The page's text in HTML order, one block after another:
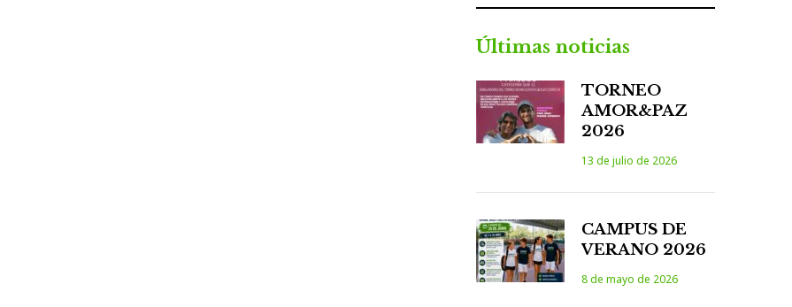
Últimas noticias
TORNEO
AMOR&PAZ
2026
13 de julio de 2026
CAMPUS DE
VERANO 2026
8 de mayo de 2026